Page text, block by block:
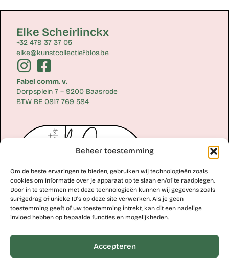
Beheer toestemming
Om de beste ervaringen te bieden, gebruiken wij technologieën zoals
cookies om informatie over je apparaat op te slaan en/of te raadplegen.
Door in te stemmen met deze technologieën kunnen wij gegevens zoals
surfgedrag of unieke ID's op deze site verwerken. Als je geen
toestemming geeft of uw toestemming intrekt, kan dit een nadelige
invloed hebben op bepaalde functies en mogelijkheden.
Accepteren
Elke Scheirlinckx
+32 479 37 37 05
elke@kunstcollectiefblos.be
Fabel comm. v.
Dorpsplein 7 – 9200 Baasrode
BTW BE 0817 769 584
Erik Scheirlinckx
erik@kunstcollectiefblos.be